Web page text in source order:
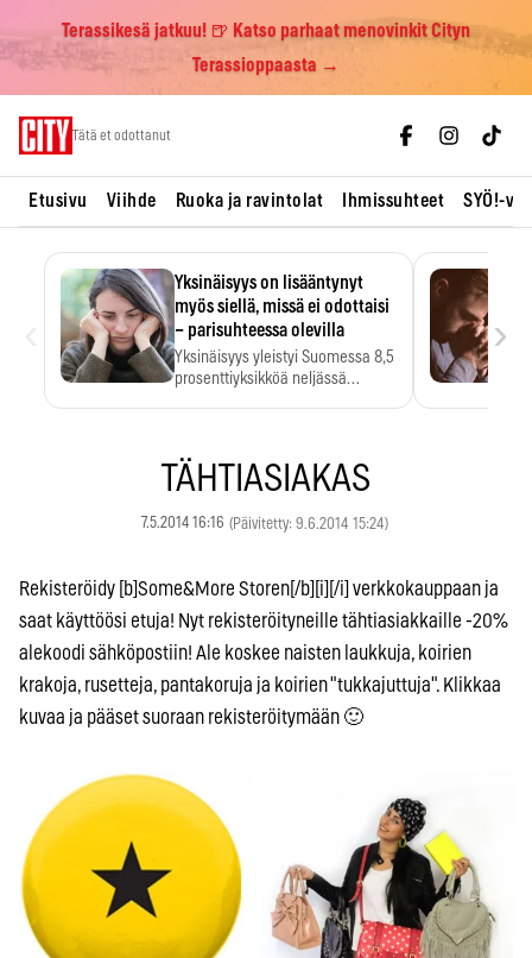
Terassikesä jatkuu! 🍺 Katso parhaat menovinkit Cityn
Terassioppaasta →
Tätä et odottanut
Etusivu Viihde Ruoka ja ravintolat Ihmissuhteet SYÖ!-
Yksinäisyys on lisääntynyt
myös siellä, missä ei odottaisi
– parisuhteessa olevilla
Yksinäisyys yleistyi Suomessa 8,5
prosenttiyksikköä neljässä
›
TÄHTIASIAKAS
7.5.2014 16:16 (Päivitetty: 9.6.2014 15:24)
Rekisteröidy [b]Some&More Storen[/b][i][/i] verkkokauppaan ja
saat käyttöösi etuja! Nyt rekisteröityneille tähtiasiakkaille -20%
alekoodi sähköpostiin! Ale koskee naisten laukkuja, koirien
krakoja, rusetteja, pantakoruja ja koirien "tukkajuttuja". Klikkaa
kuvaa ja pääset suoraan rekisteröitymään 🙂